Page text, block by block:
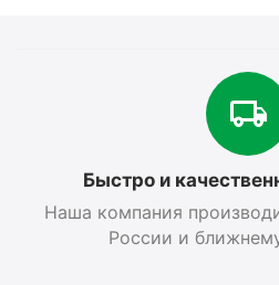
Быстро и
Наша компания
России и